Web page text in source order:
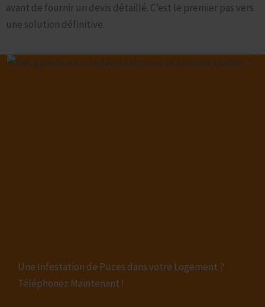
avant de fournir un devis détaillé. C’est le premier pas vers
une solution définitive.
Une Infestation de Puces dans votre Logement ?
Téléphonez Maintenant !